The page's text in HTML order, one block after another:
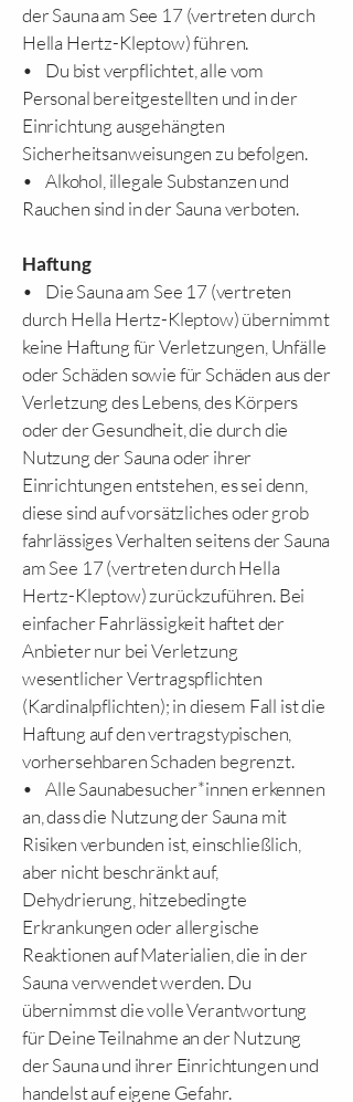
der Sauna am See 17 (vertreten durch
Hella Hertz-Kleptow) führen.
• Du bist verpflichtet, alle vom
Personal bereitgestellten und in der
Einrichtung ausgehängten
Sicherheitsanweisungen zu befolgen.
• Alkohol, illegale Substanzen und
Rauchen sind in der Sauna verboten.
Haftung
• Die Sauna am See 17 (vertreten
durch Hella Hertz-Kleptow) übernimmt
keine Haftung für Verletzungen, Unfälle
oder Schäden sowie für Schäden aus der
Verletzung des Lebens, des Körpers
oder der Gesundheit, die durch die
Nutzung der Sauna oder ihrer
Einrichtungen entstehen, es sei denn,
diese sind auf vorsätzliches oder grob
fahrlässiges Verhalten seitens der Sauna
am See 17 (vertreten durch Hella
Hertz-Kleptow) zurückzuführen. Bei
einfacher Fahrlässigkeit haftet der
Anbieter nur bei Verletzung
wesentlicher Vertragspflichten
(Kardinalpflichten); in diesem Fall ist die
Haftung auf den vertragstypischen,
vorhersehbaren Schaden begrenzt.
• Alle Saunabesucher*innen erkennen
an, dass die Nutzung der Sauna mit
Risiken verbunden ist, einschließlich,
aber nicht beschränkt auf,
Dehydrierung, hitzebedingte
Erkrankungen oder allergische
Reaktionen auf Materialien, die in der
Sauna verwendet werden. Du
übernimmst die volle Verantwortung
für Deine Teilnahme an der Nutzung
der Sauna und ihrer Einrichtungen und
handelst auf eigene Gefahr.